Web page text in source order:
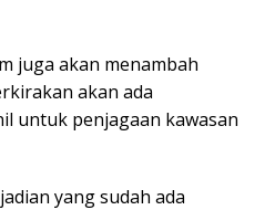
juga akan menambah
akan ada
untuk penjagaan kawasan
yang sudah ada